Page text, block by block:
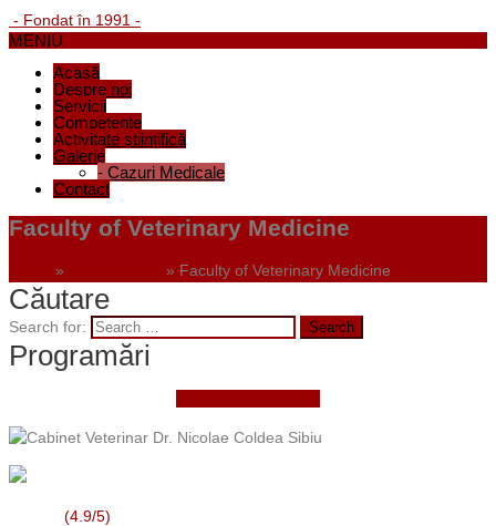
- Fondat în 1991 -
MENIU
Acasă
Despre noi
Servicii
Competențe
Activitate științifică
Galerie
- Cazuri Medicale
Contact
Faculty of Veterinary Medicine
» » Faculty of Veterinary Medicine
Căutare
Search for:
Programări
(4.9/5)